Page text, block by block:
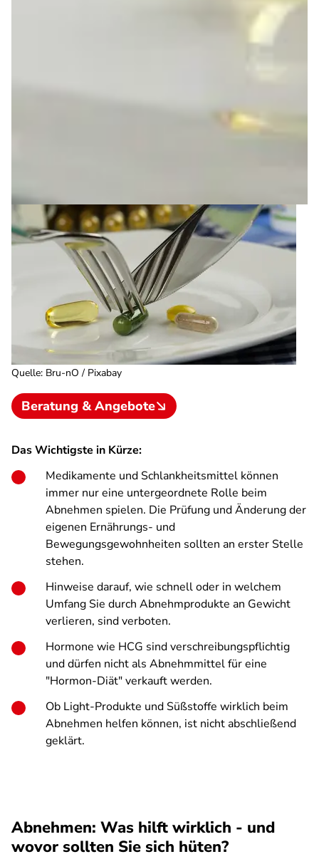
Quelle: Bru-nO / Pixabay
Beratung & Angebote
Das Wichtigste in Kürze:
Medikamente und Schlankheitsmittel können
immer nur eine untergeordnete Rolle beim
Abnehmen spielen. Die Prüfung und Änderung der
eigenen Ernährungs- und
Bewegungsgewohnheiten sollten an erster Stelle
stehen.
Hinweise darauf, wie schnell oder in welchem
Umfang Sie durch Abnehmprodukte an Gewicht
verlieren, sind verboten.
Hormone wie HCG sind verschreibungspflichtig
und dürfen nicht als Abnehmmittel für eine
"Hormon-Diät" verkauft werden.
Ob Light-Produkte und Süßstoffe wirklich beim
Abnehmen helfen können, ist nicht abschließend
geklärt.
Abnehmen: Was hilft wirklich - und
wovor sollten Sie sich hüten?